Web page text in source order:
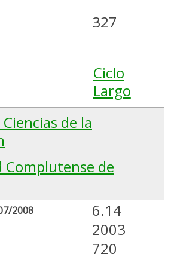
327
Ciclo
Largo
de la
Complutense de
2008
6.14
2003
720